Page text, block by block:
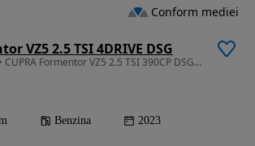
VZ5 2.5 TSI 4DRIVE DSG
2480 cm3 • 390 CP • CUPRA Formentor VZ5 2.5 TSI 390CP DSG7 2023MY
Benzina 2023
Conform mediei